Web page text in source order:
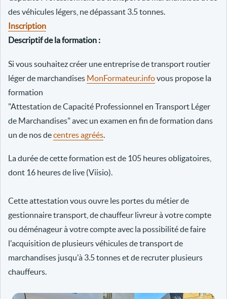
des véhicules légers, ne dépassant 3.5 tonnes.
Inscription
Descriptif de la formation :
Si vous souhaitez créer une entreprise de transport routier
léger de marchandises MonFormateur.infovous propose la
formation
"Attestation de Capacité Professionnel en Transport Léger
de Marchandises" avec un examen en fin de formation dans
un de nos decentres agréés
La durée de cette formation est de 105 heures obligatoires,
dont 16 heures de live (Viisio).
Cette attestation vous ouvre les portes du métier de
gestionnaire transport, de chauffeur livreur à votre compte
ou déménageur à votre compte avec la possibilité de faire
l'acquisition de plusieurs véhicules de transport de
marchandises jusqu'à 3.5 tonnes et de recruter plusieurs
chauffeurs.